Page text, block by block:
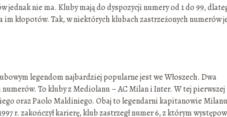
jednak nie ma. Kluby mają do dyspozycji numery od 1 do 99,
kłopotów. Tak, w niektórych klubach zastrzeżonych numerów
legendom najbardziej popularne jest we Włoszech. Dwa
numerów. To kluby z Mediolanu – AC Milan i Inter. W tej pierwszej
oraz Paolo Maldiniego. Obaj to legendarni kapitanowie
r. zakończył karierę, klub zastrzegł numer 6, z którym